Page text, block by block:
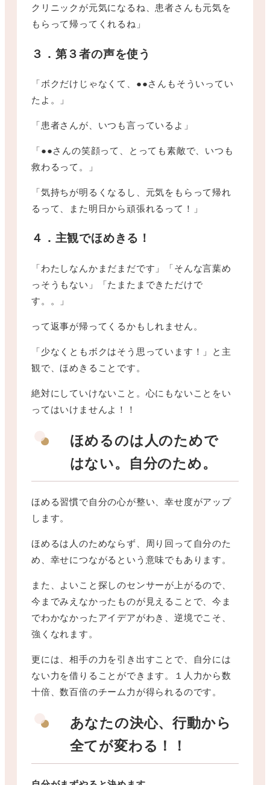
クリニックが元気になるね、患者さんも元気を
もらって帰ってくれるね」
３．第３者の声を使う
「ボクだけじゃなくて、●●さんもそういってい
たよ。」
「患者さんが、いつも言っているよ」
「●●さんの笑顔って、とっても素敵で、いつも
救わるって。」
「気持ちが明るくなるし、元気をもらって帰れ
るって、また明日から頑張れるって！」
４．主観でほめきる！
「わたしなんかまだまだです」「そんな言葉め
っそうもない」「たまたまできただけで
す。。」
って返事が帰ってくるかもしれません。
「少なくともボクはそう思っています！」と主
観で、ほめきることです。
絶対にしていけないこと。心にもないことをい
ってはいけませんよ！！
ほめるのは人のためで
はない。自分のため。
ほめる習慣で自分の心が整い、幸せ度がアップ
します。
ほめるは人のためならず、周り回って自分のた
め、幸せにつながるという意味でもあります。
また、よいこと探しのセンサーが上がるので、
今までみえなかったものが見えることで、今ま
でわかなかったアイデアがわき、逆境でこそ、
強くなれます。
更には、相手の力を引き出すことで、自分には
ない力を借りることができます。１人力から数
十倍、数百倍のチーム力が得られるのです。
あなたの決心、行動から
全てが変わる！！